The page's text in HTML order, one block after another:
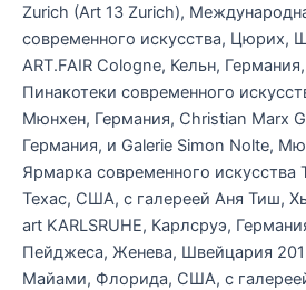
Zurich (Art 13 Zurich),
современного искусства, Цюрих,
ART.FAIR Cologne, Кельн,
Пинакотеки современного
Мюнхен, Германия, Christian Marx
Германия, и Galerie Simon Nolte,
Ярмарка современного искусства
Техас, США, с галереей Аня Тиш,
art KARLSRUHE, Карлсруэ,
Пейджеса, Женева, Швейцария
Майами, Флорида, США, с